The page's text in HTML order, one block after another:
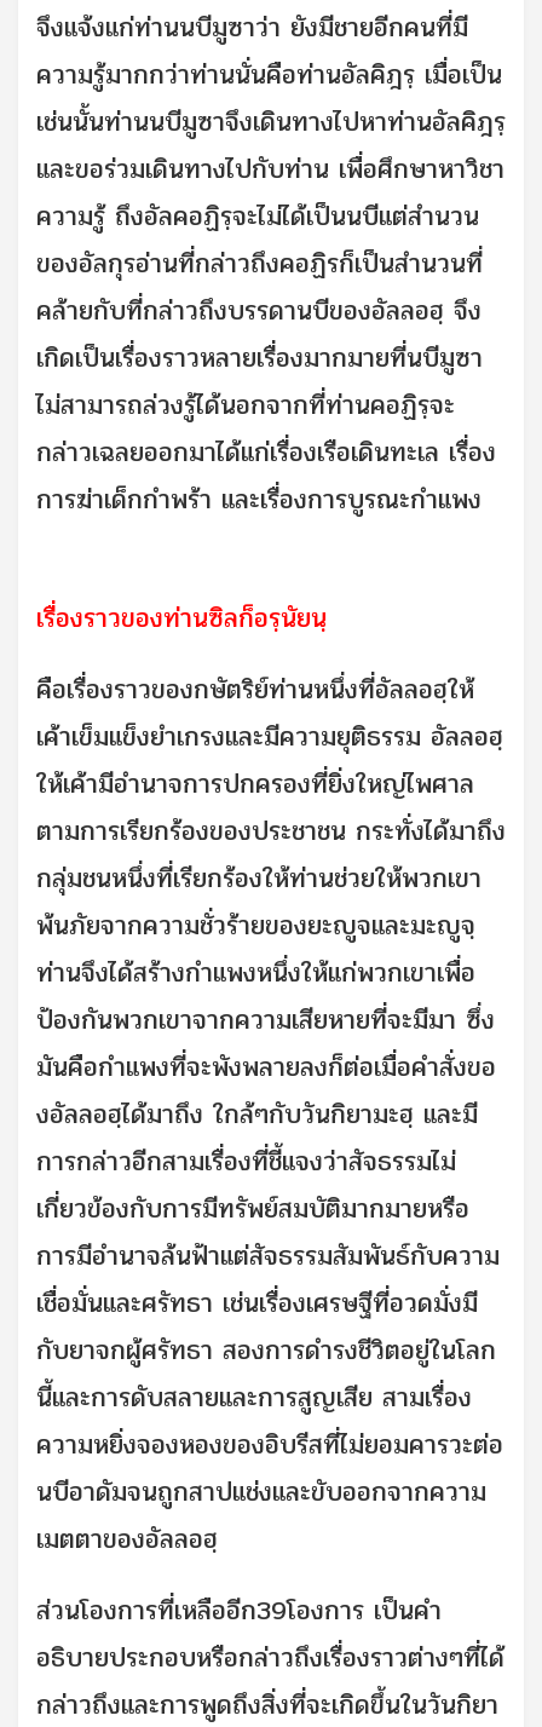
จึงแจ้งแก่ท่านนบีมูซาว่า ยังมีชายอีกคนที่มี
ความรู้มากกว่าท่านนั่นคือท่านอัลคิฎรฺ เมื่อเป็น
เช่นนั้นท่านนบีมูซาจึงเดินทางไปหาท่านอัลคิฎรฺ
และขอร่วมเดินทางไปกับท่าน เพื่อศึกษาหาวิชา
ความรู้ ถึงอัลคอฏิรฺจะไม่ได้เป็นนบีแต่สำนวน
ของอัลกุรอ่านที่กล่าวถึงคอฏิรก็เป็นสำนวนที่
คล้ายกับที่กล่าวถึงบรรดานบีของอัลลอฮฺ จึง
เกิดเป็นเรื่องราวหลายเรื่องมากมายที่นบีมูซา
ไม่สามารถล่วงรู้ได้นอกจากที่ท่านคอฏิรฺจะ
กล่าวเฉลยออกมาได้แก่เรื่องเรือเดินทะเล เรื่อง
การฆ่าเด็กกำพร้า และเรื่องการบูรณะกำแพง
เรื่องราวของท่านซิลก็อรฺนัยนฺ
คือเรื่องราวของกษัตริย์ท่านหนึ่งที่อัลลอฮฺให้
เค้าเข็มแข็งยำเกรงและมีความยุติธรรม อัลลอฮฺ
ให้เค้ามีอำนาจการปกครองที่ยิ่งใหญ่ไพศาล
ตามการเรียกร้องของประชาชน กระทั่งได้มาถึง
กลุ่มชนหนึ่งที่เรียกร้องให้ท่านช่วยให้พวกเขา
พ้นภัยจากความชั่วร้ายของยะญูจและมะญูจฺ
ท่านจึงได้สร้างกำแพงหนึ่งให้แก่พวกเขาเพื่อ
ป้องกันพวกเขาจากความเสียหายที่จะมีมา ซึ่ง
มันคือกำแพงที่จะพังพลายลงก็ต่อเมื่อคำสั่งขอ
งอัลลอฮฺได้มาถึง ใกล้ๆกับวันกิยามะฮฺ และมี
การกล่าวอีกสามเรื่องที่ชี้แจงว่าสัจธรรมไม่
เกี่ยวข้องกับการมีทรัพย์สมบัติมากมายหรือ
การมีอำนาจล้นฟ้าแต่สัจธรรมสัมพันธ์กับความ
เชื่อมั่นและศรัทธา เช่นเรื่องเศรษฐีที่อวดมั่งมี
กับยาจกผู้ศรัทธา สองการดำรงชีวิตอยู่ในโลก
นี้และการดับสลายและการสูญเสีย สามเรื่อง
ความหยิ่งจองหองของอิบรีสที่ไม่ยอมคารวะต่อ
นบีอาดัมจนถูกสาปแช่งและขับออกจากความ
เมตตาของอัลลอฮฺ
ส่วนโองการที่เหลืออีก39โองการ เป็นคำ
อธิบายประกอบหรือกล่าวถึงเรื่องราวต่างๆที่ได้
กล่าวถึงและการพูดถึงสิ่งที่จะเกิดขึ้นในวันกิยา